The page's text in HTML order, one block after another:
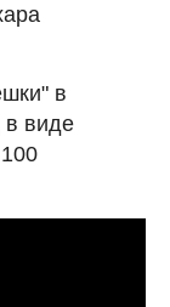
в
в виде